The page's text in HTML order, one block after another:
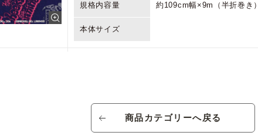
規格内容量 約109cm幅×9m（半折巻き）
本体サイズ
（税抜）
素材/成分
商品カテゴリーへ戻る